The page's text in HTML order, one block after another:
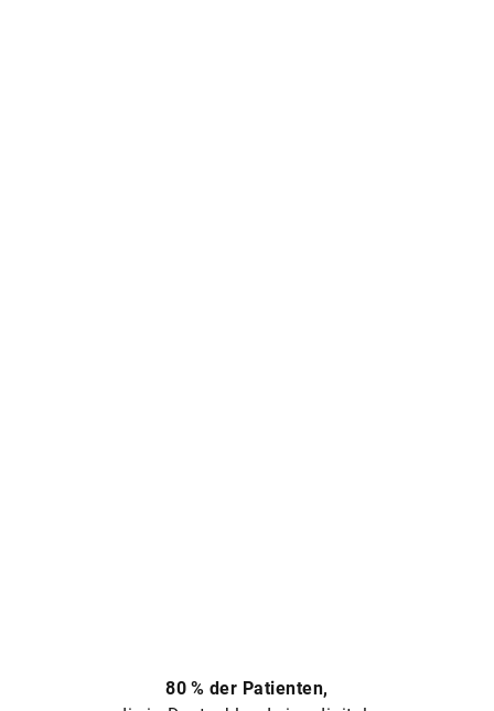
80 % der Patienten,